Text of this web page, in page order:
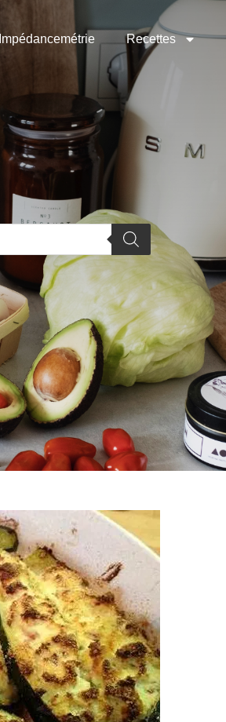
Impédancemétrie Recettes